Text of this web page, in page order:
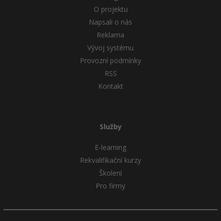
O projektu
Napsali o nás
Reklama
Vývoj systému
Provozní podmínky
RSS
Kontakt
Služby
E-learning
Rekvalifikační kurzy
Školení
Pro firmy